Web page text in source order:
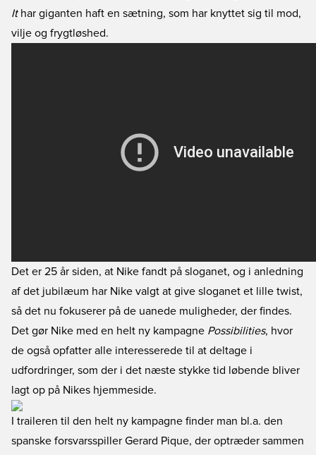
Ithar giganten haft en sætning, som har knyttet sig til mod,
vilje og frygtløshed.
Det er 25 år siden, at Nike fandt på sloganet, og i anledning
af det jubilæum har Nike valgt at give sloganet et lille twist,
så det nu fokuserer på de uanede muligheder, der findes.
Det gør Nike med en helt ny kampagne Possibilities, hvor
de også opfatter alle interesserede til at deltage i
udfordringer, som der i det næste stykke tid løbende bliver
lagt op på Nikes hjemmeside.
I traileren til den helt ny kampagne finder man bl.a. den
spanske forsvarsspiller Gerard Pique, der optræder sammen